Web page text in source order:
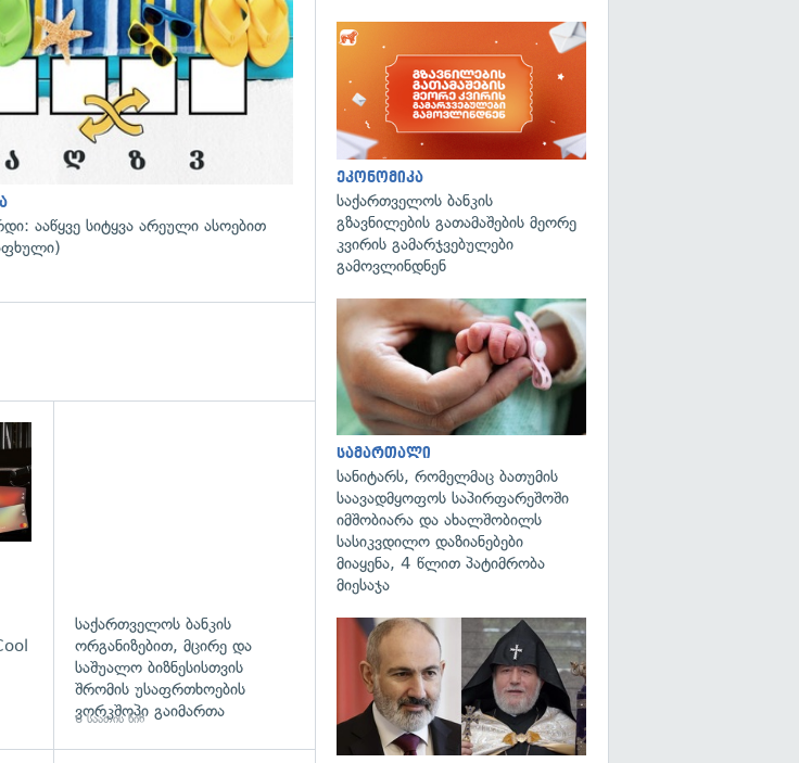
ააწყვე სიტყვა არეული ასოებით
საქართველოს ბანკის
ორგანიზებით, მცირე და
საშუალო ბიზნესისთვის
შრომის უსაფრთხოების
ვორკშოპი გაიმართა
6 საათის წინ
ეკონომიკა
საქართველოს ბანკის
გზავნილების გათამაშების მეორე
კვირის გამარჯვებულები
გამოვლინდნენ
სამართალი
სანიტარს, რომელმაც ბათუმის
საავადმყოფოს საპირფარეშოში
იმშობიარა და ახალშობილს
სასიკვდილო დაზიანებები
მიაყენა, 4 წლით პატიმრობა
მიესაჯა